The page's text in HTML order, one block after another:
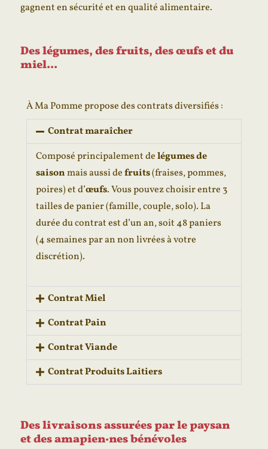
gagnent en sécurité et en qualité alimentaire.
Des légumes, des fruits, des œufs et du
miel...
À Ma Pomme propose des contrats diversifiés :
Contrat maraîcher
Composé principalement delégumes de
saisonmais aussi defruits(fraises, pommes,
poires) et d’œufs. Vous pouvez choisir entre 3
tailles de panier (famille, couple, solo). La
durée du contrat est d’un an, soit 48 paniers
(4 semaines par an non livrées à votre
discrétion).
Contrat Miel
Contrat Pain
Contrat Viande
Contrat Produits Laitiers
Des livraisons assurées par le paysan
et des amapien·nes bénévoles